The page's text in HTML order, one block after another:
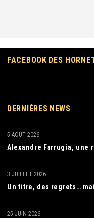
FACEBOOK DES
DERNIÈRES NEWS
Alexandre Farrugia, une
5 AOÛT 2026
Un titre, des regrets…
3 JUILLET 2026
25 JUIN 2026